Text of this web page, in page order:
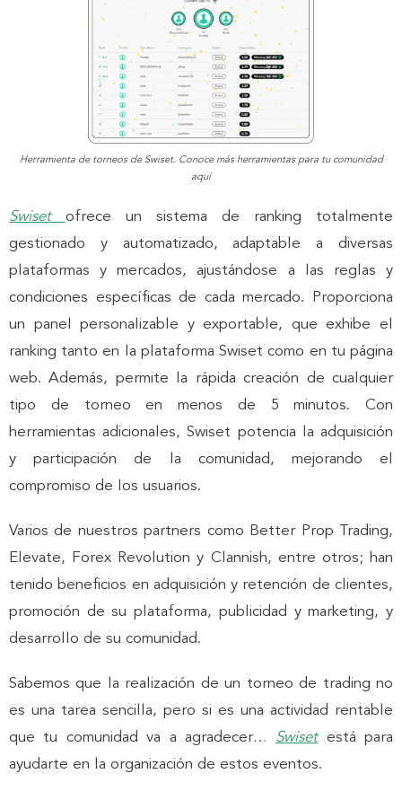
Herramienta de torneos de Swiset. Conoce más herramientas para tu comunidad
aquí
Swiset ofrece un sistema de ranking totalmente
gestionado y automatizado, adaptable a diversas
plataformas y mercados, ajustándose a las reglas y
condiciones específicas de cada mercado. Proporciona
un panel personalizable y exportable, que exhibe el
ranking tanto en la plataforma Swiset como en tu página
web. Además, permite la rápida creación de cualquier
tipo de torneo en menos de 5 minutos. Con
herramientas adicionales, Swiset potencia la adquisición
y participación de la comunidad, mejorando el
compromiso de los usuarios.
Varios de nuestros partners como Better Prop Trading,
Elevate, Forex Revolution y Clannish, entre otros; han
tenido beneficios en adquisición y retención de clientes,
promoción de su plataforma, publicidad y marketing, y
desarrollo de su comunidad.
Sabemos que la realización de un torneo de trading no
es una tarea sencilla, pero si es una actividad rentable
que tu comunidad va a agradecer… Swisetestá para
ayudarte en la organización de estos eventos.